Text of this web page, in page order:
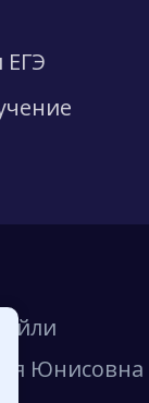
ЕГЭ
Юнисовна